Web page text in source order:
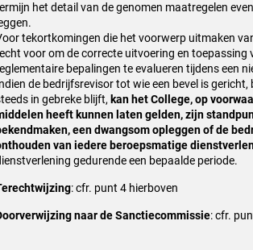
het detail van de genomen maatregelen
tekortkomingen die het voorwerp uitmaken
voor om de correcte uitvoering en toepassing
bepalingen te evalueren tijdens een
de bedrijfsrevisor tot wie een bevel is
in gebreke blijft, kan het College, op
heeft kunnen laten gelden, zijn
een dwangsom opleggen of de
van iedere beroepsmatige
gedurende een bepaalde periode.
: cfr. punt 4 hierboven
naar de Sanctiecommissie: cfr.